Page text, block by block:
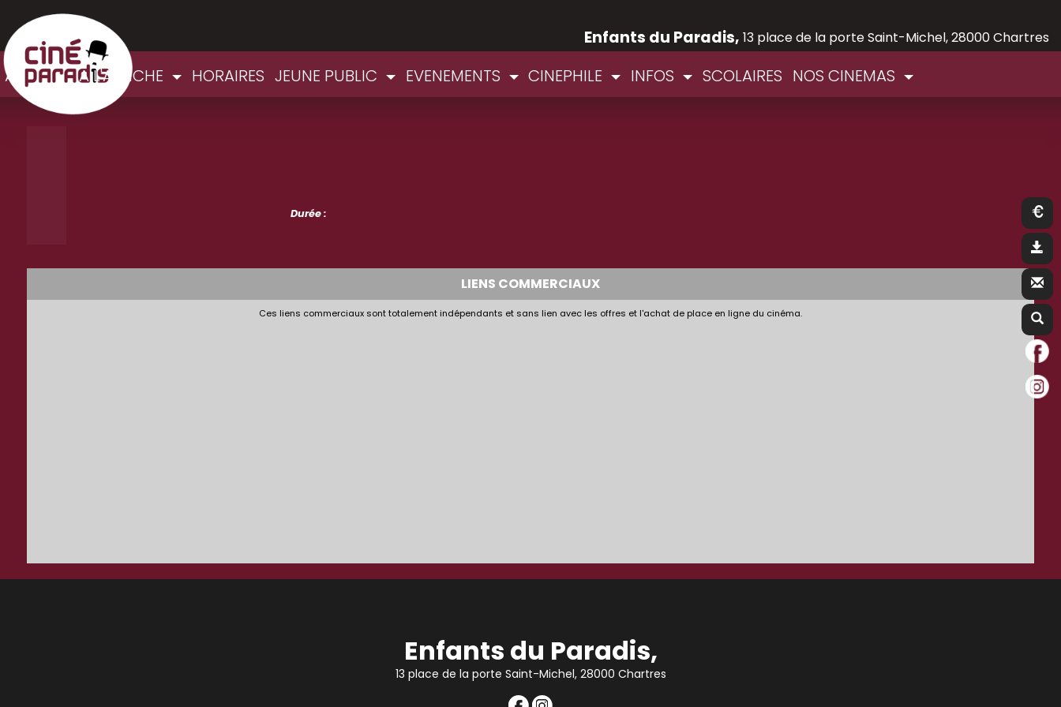
Enfants du Paradis, 13 place de la porte Saint-Michel, 28000 Chartres
ACCUEIL A L'AFFICHE HORAIRES JEUNE PUBLIC EVENEMENTS CINEPHILE INFOS SCOLAIRES NOS CINEMAS
Durée :
LIENS COMMERCIAUX
Ces liens commerciaux sont totalement indépendants et sans lien avec les offres et l'achat de place en ligne du cinéma.
Enfants du Paradis,
13 place de la porte Saint-Michel, 28000 Chartres